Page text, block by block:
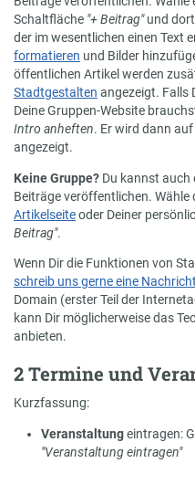
Schaltfläche "+ Beitrag"und dort
der im wesentlichen einen Text
formatieren und Bilder
öffentlichen Artikel werden
Stadtgestalten angezeigt. Falls
Deine Gruppen-Website
Intro anheften. Er wird dann
angezeigt.
Keine Gruppe? Du kannst auch
Beiträge veröffentlichen. Wähle
Artikelseiteoder Deiner
Beitrag".
Wenn Dir die Funktionen von
schreib uns gerne eine Nachricht
Domain (erster Teil der
kann Dir möglicherweise das
anbieten.
2 Termine und
Kurzfassung:
Veranstaltungeintragen:
"Veranstaltung eintragen"